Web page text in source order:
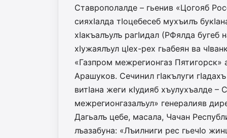
Ставрополалде – гьенив «Цогояб
сияхIалда тIоцебесеб му­хъилъ
хIакъалъулъ рагIидал (РФялда бугеб
хIужаялъул цIех-рех гьабеян ва
«Газпром межрегионгаз Пятигорск»
Арашуков. Сечинил гIакълуги
витIана жеги кIудияб хъулухъалде –
межрегионгазалъул» генералияв
Дагьалъ цебе, масала, Чачан
лъазабуна: «Лъилниги рес гьечIо